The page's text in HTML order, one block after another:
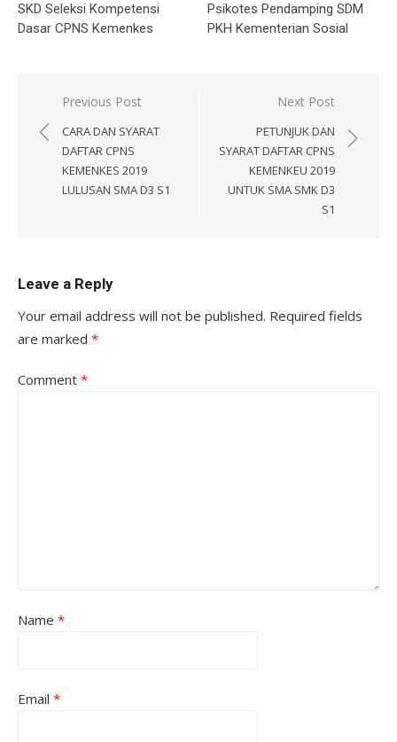
SKD Seleksi Kompetensi
Dasar CPNS Kemenkes
Psikotes Pendamping SDM
PKH Kementerian Sosial
Post
navigation
Previous Post
CARA DAN SYARAT
DAFTAR CPNS
KEMENKES 2019
LULUSAN SMA D3 S1
Next Post
PETUNJUK DAN
SYARAT DAFTAR CPNS
KEMENKEU 2019
UNTUK SMA SMK D3
S1
Leave a Reply
Your email address will not be published. Required fields
are marked *
Comment *
Name *
Email *